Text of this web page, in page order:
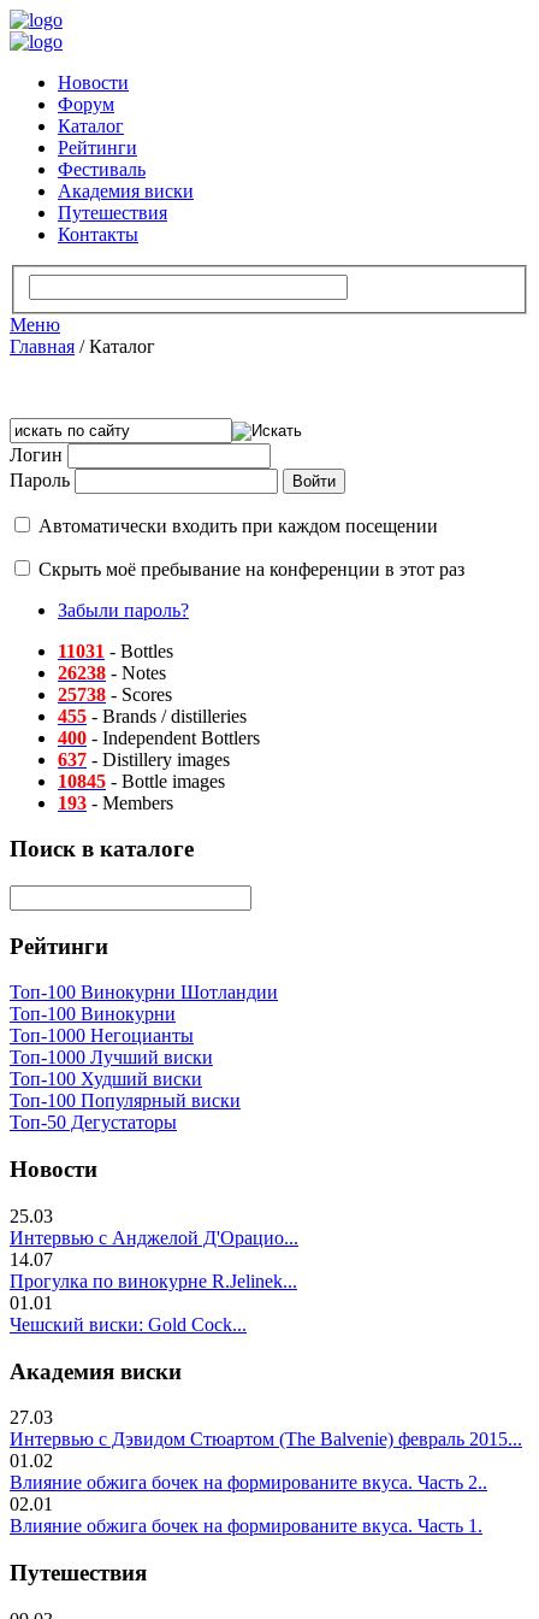
Новости
Форум
Каталог
Рейтинги
Фестиваль
Академия виски
Путешествия
Контакты
Меню
Главная /Каталог
Логин
Пароль
Автоматически входить при каждом посещении
Скрыть моё пребывание на конференции в этот раз
Забыли пароль?
11031 - Bottles
26238 - Notes
25738 - Scores
455 - Brands / distilleries
400 - Independent Bottlers
637 - Distillery images
10845 - Bottle images
193 - Members
Поиск в каталоге
Рейтинги
Топ-100 Винокурни Шотландии
Топ-100 Винокурни
Топ-1000 Негоцианты
Топ-1000 Лучший виски
Топ-100 Худший виски
Топ-100 Популярный виски
Топ-50 Дегустаторы
Новости
25.03
Интервью с Анджелой Д'Орацио...
14.07
Прогулка по винокурне R.Jelinek...
01.01
Чешский виски: Gold Cock...
Академия виски
27.03
Интервью с Дэвидом Стюартом (The Balvenie) февраль 2015...
01.02
Влияние обжига бочек на формированите вкуса. Часть 2..
02.01
Влияние обжига бочек на формированите вкуса. Часть 1.
Путешествия